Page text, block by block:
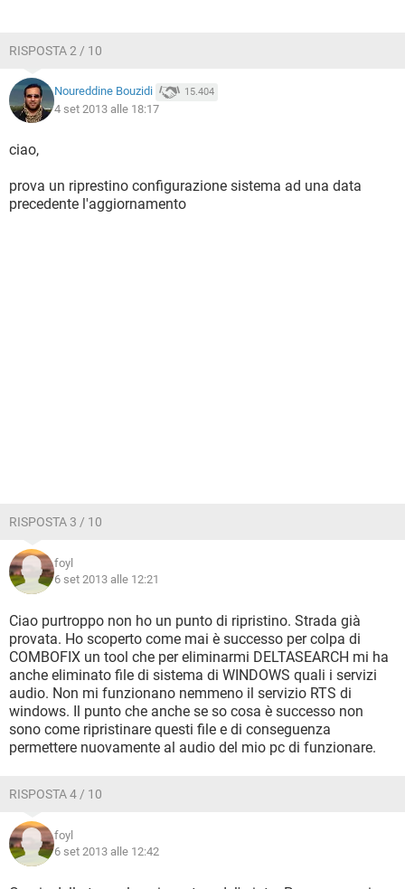
RISPOSTA 2 / 10
Noureddine Bouzidi 15.404
4 set 2013 alle 18:17
ciao,
prova un riprestino configurazione sistema ad una data
precedente l'aggiornamento
RISPOSTA 3 / 10
foyl
6 set 2013 alle 12:21
Ciao purtroppo non ho un punto di ripristino. Strada già
provata. Ho scoperto come mai è successo per colpa di
COMBOFIX un tool che per eliminarmi DELTASEARCH mi ha
anche eliminato file di sistema di WINDOWS quali i servizi
audio. Non mi funzionano nemmeno il servizio RTS di
windows. Il punto che anche se so cosa è successo non
sono come ripristinare questi file e di conseguenza
permettere nuovamente al audio del mio pc di funzionare.
RISPOSTA 4 / 10
foyl
6 set 2013 alle 12:42